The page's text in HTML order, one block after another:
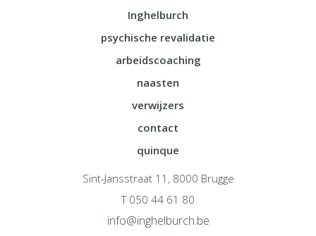
Inghelburch
psychische revalidatie
arbeidscoaching
naasten
verwijzers
contact
quinque
Sint-Jansstraat 11, 8000 Brugge
T 050 44 61 80
info@inghelburch.be